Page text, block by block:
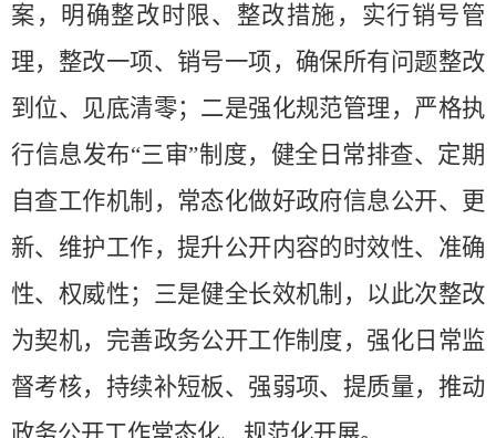
案，明确整改时限、整改措施，实行销号管
理，整改一项、销号一项，确保所有问题整改
到位、见底清零；二是强化规范管理，严格执
行信息发布“三审”制度，健全日常排查、定期
自查工作机制，常态化做好政府信息公开、更
新、维护工作，提升公开内容的时效性、准确
性、权威性；
三是健全长效机制，以此次整改
为契机，完善政务公开工作制度，强化日常监
督考核，持续补短板、强弱项、提质量，推动